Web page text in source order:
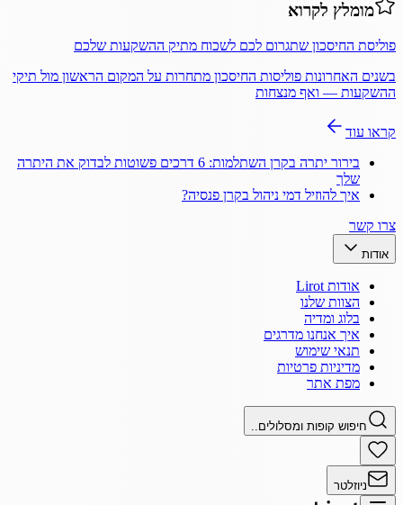
מומלץ לקרוא
פוליסת החיסכון שתגרום לכם לשכוח מתיק ההשקעות שלכם
בשנים האחרונות פוליסות החיסכון מתחרות על המקום הראשון מול תיקי
ההשקעות — ואף מנצחות
קראו עוד
בירור יתרה בקרן השתלמות: 6 דרכים פשוטות לבדוק את היתרה
שלך
איך להוזיל דמי ניהול בקרן פנסיה?
צרו קשר
אודות
אודות Lirot
הצוות שלנו
בלוג ומדיה
איך אנחנו מדרגים
תנאי שימוש
מדיניות פרטיות
מפת אתר
חיפוש קופות ומסלולים..
ניוזלטר